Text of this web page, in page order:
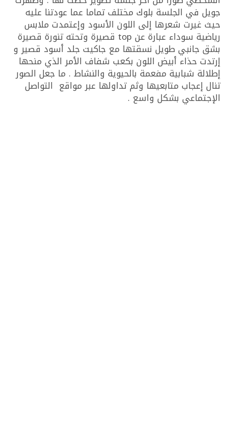
جويل في الجلسة بلوك مختلف تماما عما عودتنا عليه
حيث غيرت شعرها إلى اللون الأسود وإعتمدت ملابس
رياضية سوداء عبارة عن top قصيرة وتحته تنورة قصيرة
بشق جانبي طويل نسقتها مع جاكيت جلد أسود قصير و
إرتدت حذاء أبيض اللون بكعب شفاف الأمر الذي منحها
إطلالة شبابية مفعمة بالحيوية والنشاط . ما جعل الصور
تنال إعجاب متابعيها وثم تداولها عبر مواقع التواصل
الإجتماعي بشكل واسع .